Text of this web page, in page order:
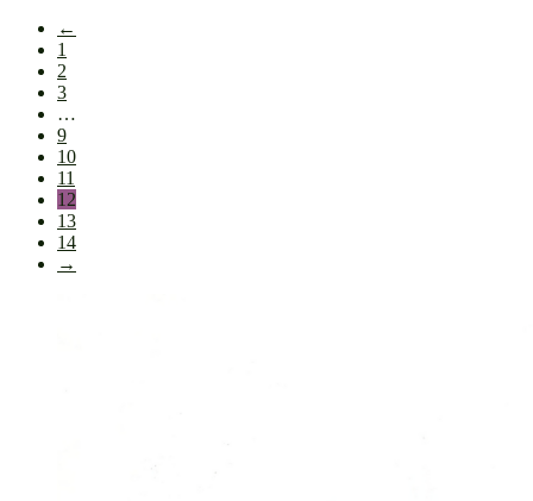
←
1
2
3
…
9
10
11
12
13
14
→